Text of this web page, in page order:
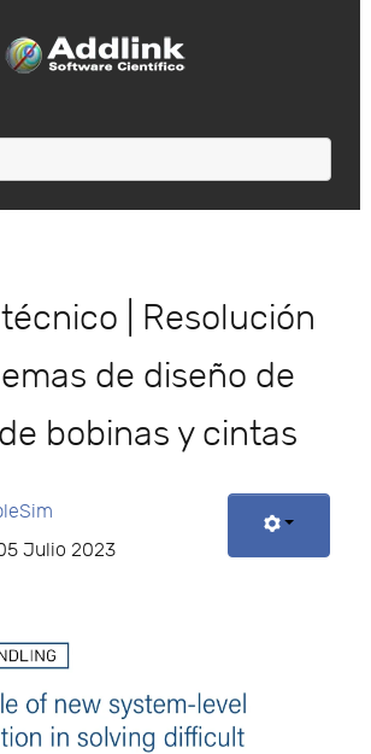
| Resolución
de diseño de
bobinas y cintas
Julio 2023